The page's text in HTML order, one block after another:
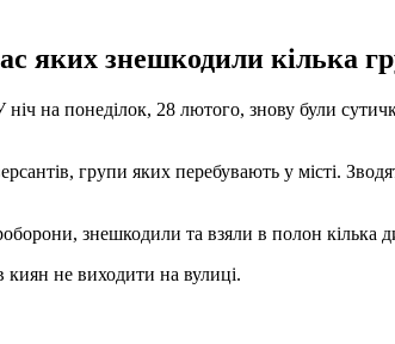
яких знешкодили кілька
на понеділок, 28 лютого, знову були
групи яких перебувають у місті.
знешкодили та взяли в полон кілька
киян не виходити на вулиці.